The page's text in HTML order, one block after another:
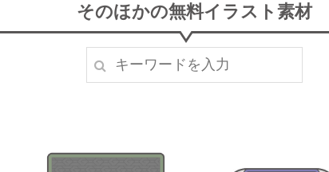
そのほかの無料イラスト素材